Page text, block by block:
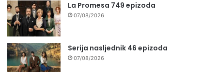
La Promesa 749 epizoda
07/08/2026
Serija nasljednik 46 epizoda
07/08/2026